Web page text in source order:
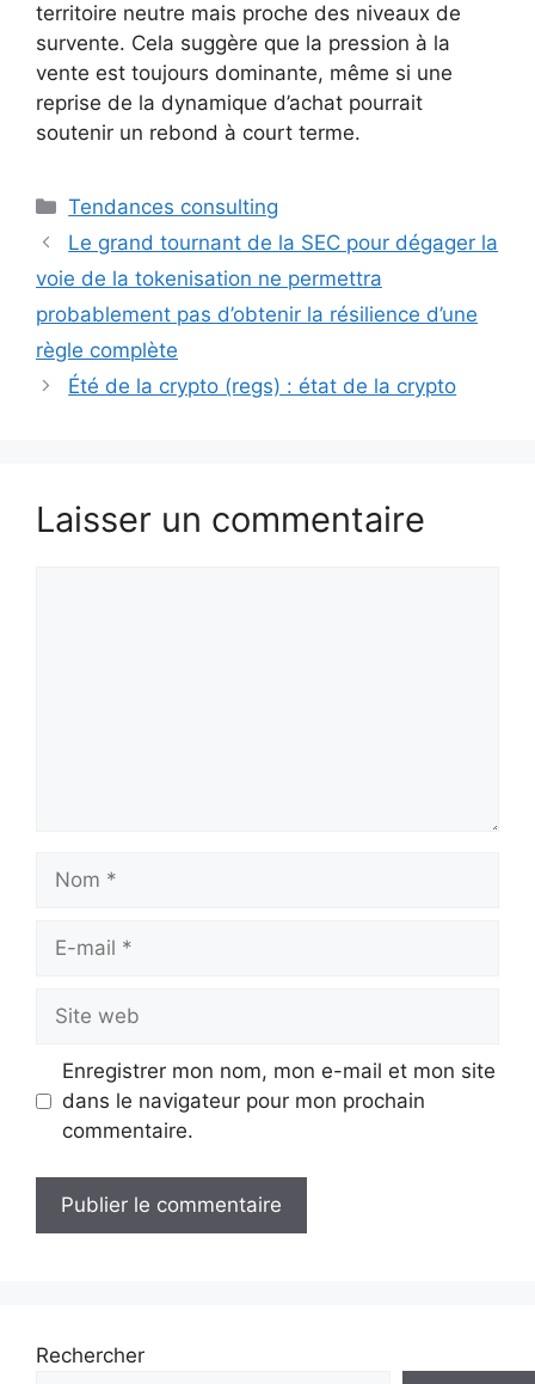
territoire neutre mais proche des niveaux de
survente. Cela suggère que la pression à la
vente est toujours dominante, même si une
reprise de la dynamique d’achat pourrait
soutenir un rebond à court terme.
Catégories
Tendances consulting
Le grand tournant de la SEC pour dégager la
voie de la tokenisation ne permettra
probablement pas d’obtenir la résilience d’une
règle complète
Été de la crypto (regs) : état de la crypto
Laisser un commentaire
Nom
Site
web
Enregistrer mon nom, mon e-mail et mon site
dans le navigateur pour mon prochain
commentaire.
Rechercher